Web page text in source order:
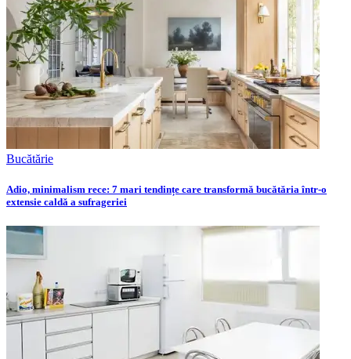
Bucătărie
Adio, minimalism rece: 7 mari tendințe care transformă bucătăria într-o
extensie caldă a sufrageriei